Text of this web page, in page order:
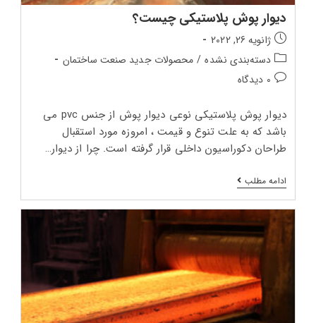
دیوار پوش پلاستیکی چیست؟
تاریخ
انتشار
پست:
ژانویه 26, 2022
دسته‌بندی
پست:
دسته‌بندی نشده / محصولات جدید صنعت ساختمان
دیدگاه‌های
0 دیدگاه
دیوار پوش پلاستیکی نوعی دیوار پوش از جنس pvc می
باشد که به علت تنوع و قیمت ، امروزه مورد استقبال
طراحان دکوراسیون داخلی قرار گرفته است. چرا از دیوار…
ادامه مطلبدیوار
پوش
پلاستیکی
چیست؟